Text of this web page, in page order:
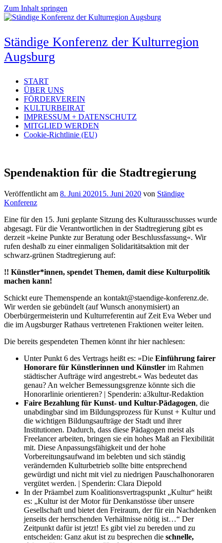
Zum Inhalt springen
Ständige Konferenz der Kulturregion
Augsburg
START
ÜBER UNS
FÖRDERVEREIN
KULTURBEIRAT
IMPRESSUM + DATENSCHUTZ
MITGLIED WERDEN
Cookie-Richtlinie (EU)
Spendenaktion für die Stadtregierung
Veröffentlicht am 8. Juni 202015. Juni 2020 von Ständige
Konferenz
Eine für den 15. Juni geplante Sitzung des Kulturausschusses wurde
abgesagt. Für die Verantwortlichen in der Stadtregierung gibt es
derzeit »keine Punkte zur Beratung oder Beschlussfassung«. Wir
rufen deshalb zu einer einmaligen Solidaritätsaktion mit der
schwarz-grünen Stadtregierung auf:
!! Künstler*innen, spendet Themen, damit diese Kulturpolitik
machen kann!
Schickt eure Themenspende an kontakt@staendige-konferenz.de.
Wir werden sie gebündelt (auf Wunsch anonymisiert) an
Oberbürgermeisterin und Kulturreferentin auf Zeit Eva Weber und
die im Augsburger Rathaus vertretenen Fraktionen weiter leiten.
Die bereits gespendeten Themen könnt ihr hier nachlesen:
Unter Punkt 6 des Vertrags heißt es: »Die Einführung fairer
Honorare für Künstlerinnen und Künstler im Rahmen
städtischer Aufträge wird angestrebt.« Was bedeutet das
genau? An welcher Bemessungsgrenze könnte sich die
Honorarlinie orientieren? | Spenderin: a3kultur-Redaktion
Faire Bezahlung für Kunst- und Kultur-Pädagogen, die
unabdingbar sind im Bildungsprozess für Kunst + Kultur und
die wichtigen Bildungsaufträge der Stadt und ihrer
Institutionen. Dadurch, dass diese Pädagogen meist als
Freelancer arbeiten, bringen sie ein hohes Maß an Flexibilität
mit. Diese Anpassungsfähigkeit und der hohe
Vorbereitungsaufwand im belebten und sich ständig
verändernden Kulturbetrieb sollte bitte entsprechend
gewürdigt und nicht mit viel zu niedrigen Pauschalhonoraren
vergütet werden. | Spenderin: Clara Diepold
In der Präambel zum Koalitionsvertragspunkt „Kultur“ heißt
es: „Kultur ist der Motor für Denkanstösse über unsere
Gesellschaft und bietet den Freiraum, der für ein Nachdenken
jenseits der herrschenden Verhältnisse nötig ist…“ Der
Zeitpunkt dafür ist jetzt! Es gibt viel zu bereden und zu
entscheiden: Ganz akut ist zu besprechen die schnelle,